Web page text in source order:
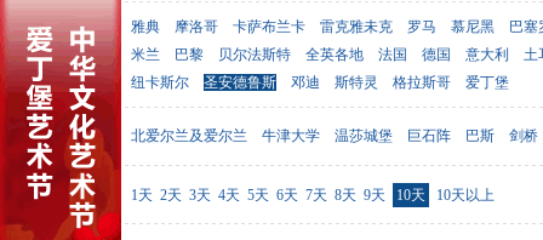
出发地点 雅典 摩洛哥 卡萨布兰卡 雷克雅未克 罗马 慕尼黑
巴塞
米兰
巴黎 贝尔法斯特 全英各地 法国 德国 意大利
土
纽卡斯尔
圣安德鲁斯 邓迪 斯特灵 格拉斯哥 爱丁堡
目的地点 北爱尔兰及爱尔兰 牛津大学 温莎城堡 巨石阵 巴斯 剑桥
行程天数 1天 2天 3天 4天 5天 6天 7天 8天 9天 10天 10天以上